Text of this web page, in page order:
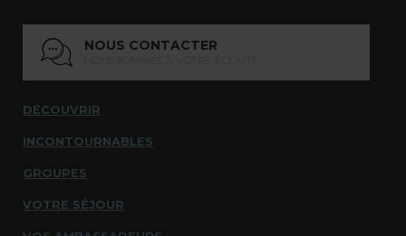
NOUS CONTACTER
DÉCOUVRIR
INCONTOURNABLES
GROUPES
VOTRE SÉJOUR